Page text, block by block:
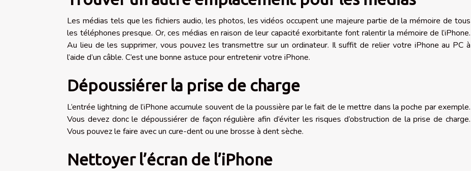
Les médias tels que les fichiers audio, les photos, les vidéos occupent une majeure partie de la mémoire de tous
les téléphones presque. Or, ces médias en raison de leur capacité exorbitante font ralentir la mémoire de l’iPhone.
Au lieu de les supprimer, vous pouvez les transmettre sur un ordinateur. Il suffit de relier votre iPhone au PC à
l’aide d’un câble. C’est une bonne astuce pour entretenir votre iPhone.
Dépoussiérer la prise de charge
L’entrée lightning de l’iPhone accumule souvent de la poussière par le fait de le mettre dans la poche par exemple.
Vous devez donc le dépoussiérer de façon régulière afin d’éviter les risques d’obstruction de la prise de charge.
Vous pouvez le faire avec un cure-dent ou une brosse à dent sèche.
Nettoyer l’écran de l’iPhone